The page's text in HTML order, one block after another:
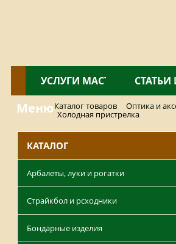
КАТАЛОГ
УСЛУГИ МАСТЕРСКОЙНОВОСТИ
МенюКаталог товаров Оптика и
Холодная пристрелка
КАТАЛОГ
Арбалеты, луки и рогатки
Страйкбол и рсходники
Бондарные изделия